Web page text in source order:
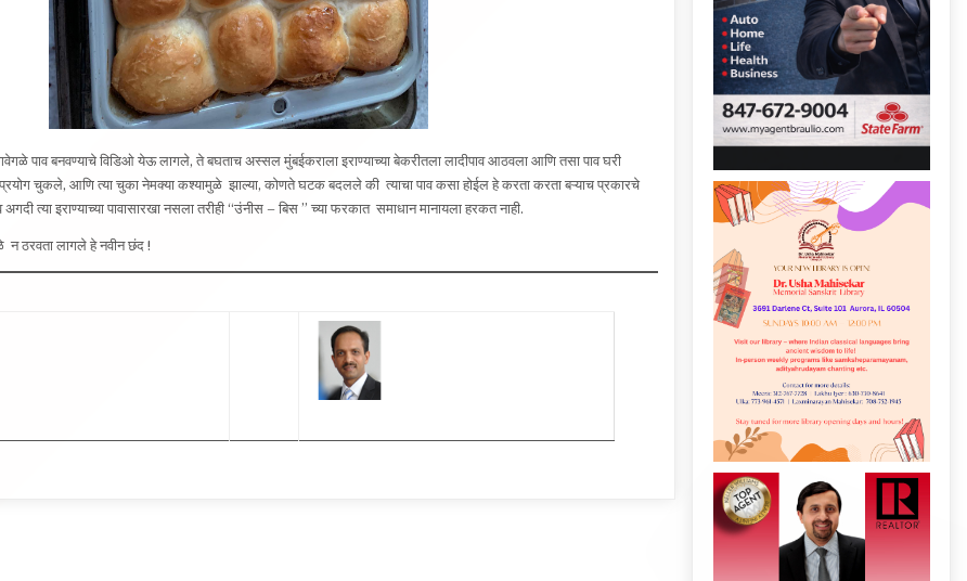
पाव बनवण्याचे विडिओ येऊ लागले, ते बघताच अस्सल मुंबईकराला इराण्याच्या बेकरीतला लादीपाव आठवला आणि तसा पाव घरी
चुकले, आणि त्या चुका नेमक्या कश्यामुळे झाल्या, कोणते घटक बदलले की त्याचा पाव कसा होईल हे करता करता बऱ्याच प्रकारचे
अगदी त्या इराण्याच्या पावासारखा नसला तरीही “उंनीस – बिस ” च्या फरकात समाधान मानायला हरकत नाही.
न ठरवता लागले हे नवीन छंद !